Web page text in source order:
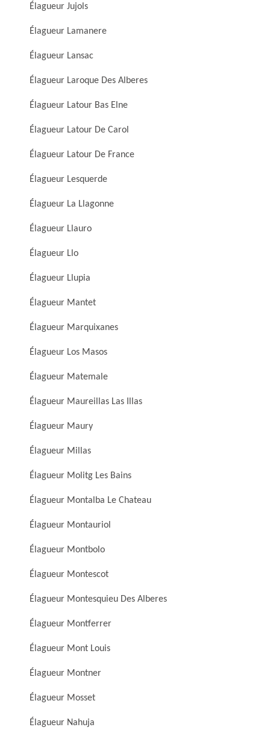
Élagueur Jujols
Élagueur Lamanere
Élagueur Lansac
Élagueur Laroque Des Alberes
Élagueur Latour Bas Elne
Élagueur Latour De Carol
Élagueur Latour De France
Élagueur Lesquerde
Élagueur La Llagonne
Élagueur Llauro
Élagueur Llo
Élagueur Llupia
Élagueur Mantet
Élagueur Marquixanes
Élagueur Los Masos
Élagueur Matemale
Élagueur Maureillas Las Illas
Élagueur Maury
Élagueur Millas
Élagueur Molitg Les Bains
Élagueur Montalba Le Chateau
Élagueur Montauriol
Élagueur Montbolo
Élagueur Montescot
Élagueur Montesquieu Des Alberes
Élagueur Montferrer
Élagueur Mont Louis
Élagueur Montner
Élagueur Mosset
Élagueur Nahuja